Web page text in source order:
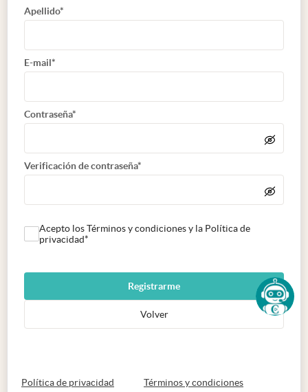
Apellido*
E-mail*
Contraseña*
Verificación de contraseña*
Acepto los Términos y condiciones y la Política de
privacidad*
Registrarme
Volver
Política de privacidad abre en nueva pestaña
Términos y condicionesabre en nueva